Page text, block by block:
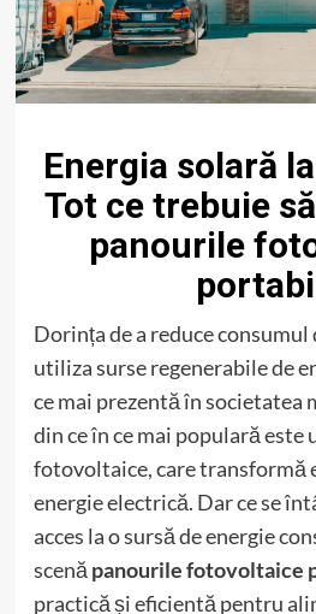
Energia solară
Tot ce trebuie
panourile
Dorința de a reduce consumul
utiliza surse regenerabile de
ce mai prezentă în societatea
din ce în ce mai populară
fotovoltaice, care transformă
energie electrică. Dar ce se
acces la o sursă de energie
scenă panourile fotovoltaice
practică și eficientă pentru